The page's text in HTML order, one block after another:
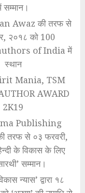
सम्मान।
Awaz की तरफ से
२०१८ को 100
of India में
स्थान
Mania, TSM
AWARD
2K19
Publishing
तरफ से ०३ फरवरी,
के विकास के लिए
सम्मान।
न्यास’ द्वारा १८